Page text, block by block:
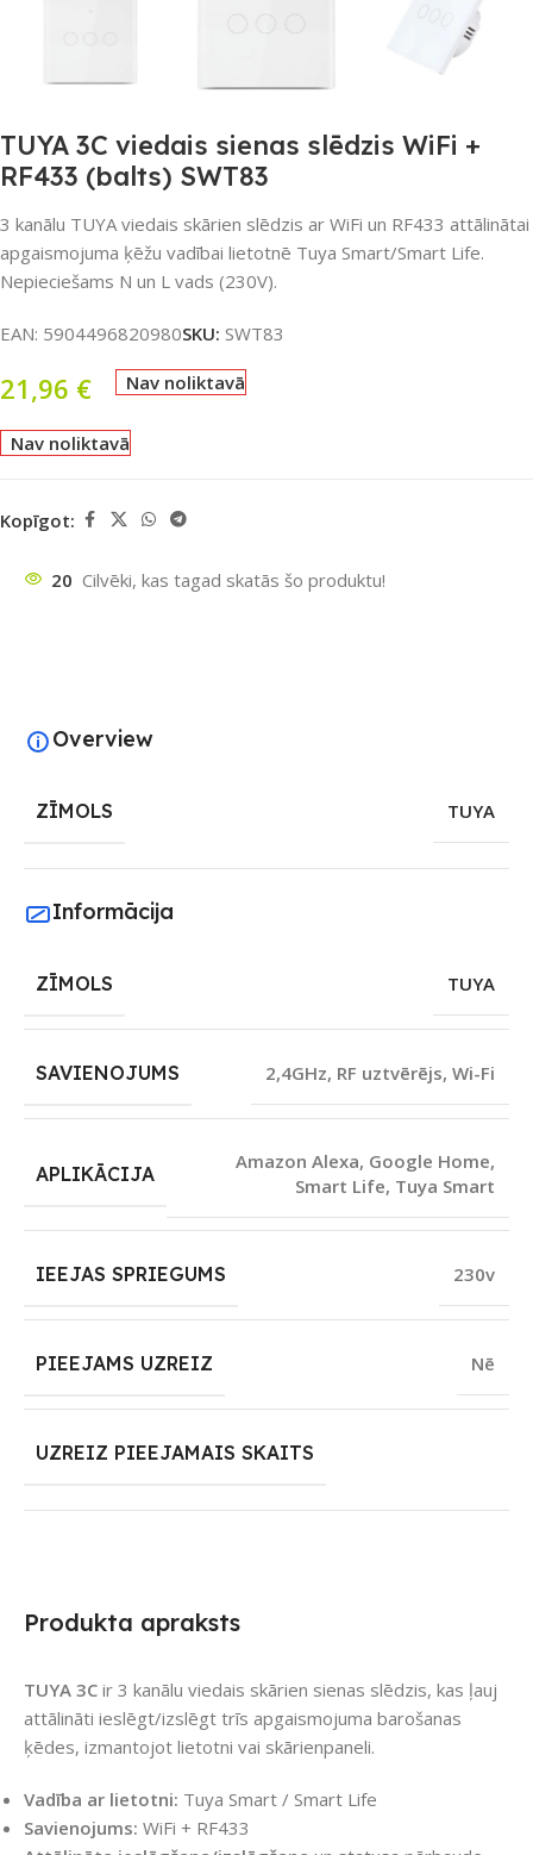
TUYA 3C viedais sienas slēdzis WiFi +
RF433 (balts) SWT83
3 kanālu TUYA viedais skārien slēdzis ar WiFi un RF433 attālinātai
apgaismojuma ķēžu vadībai lietotnē Tuya Smart/Smart Life.
Nepieciešams N un L vads (230V).
EAN: 5904496820980SKU: SWT83
21,96 € Nav noliktavā
Nav noliktavā
Kopīgot:
20 Cilvēki, kas tagad skatās šo produktu!
Produkta apraksts
TUYA 3C ir 3 kanālu viedais skārien sienas slēdzis, kas ļauj
attālināti ieslēgt/izslēgt trīs apgaismojuma barošanas
ķēdes, izmantojot lietotni vai skārienpaneli.
Vadība ar lietotni: Tuya Smart / Smart Life
Savienojums: WiFi + RF433
Overview
ZĪMOLS TUYA
Informācija
ZĪMOLS TUYA
SAVIENOJUMS 2,4GHz, RF uztvērējs, Wi-Fi
APLIKĀCIJA
Amazon Alexa, Google Home,
Smart Life, Tuya Smart
IEEJAS SPRIEGUMS 230v
PIEEJAMS UZREIZ Nē
UZREIZ PIEEJAMAIS SKAITS